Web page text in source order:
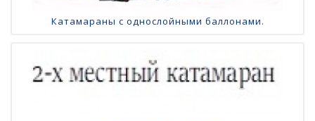
Катамараны с однослойными баллонами.